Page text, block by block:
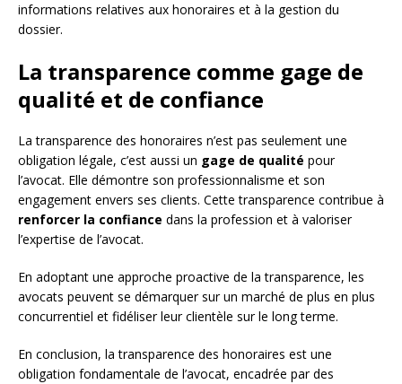
informations relatives aux honoraires et à la gestion du
dossier.
La transparence comme gage de
qualité et de confiance
La transparence des honoraires n’est pas seulement une
obligation légale, c’est aussi un gage de qualité pour
l’avocat. Elle démontre son professionnalisme et son
engagement envers ses clients. Cette transparence contribue à
renforcer la confiance dans la profession et à valoriser
l’expertise de l’avocat.
En adoptant une approche proactive de la transparence, les
avocats peuvent se démarquer sur un marché de plus en plus
concurrentiel et fidéliser leur clientèle sur le long terme.
En conclusion, la transparence des honoraires est une
obligation fondamentale de l’avocat, encadrée par des